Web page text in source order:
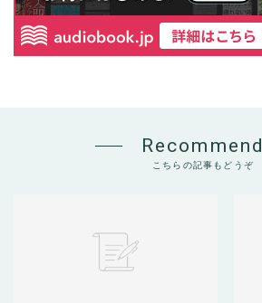
Recommend
こちらの記事もどうぞ